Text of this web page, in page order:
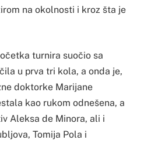
na okolnosti i kroz šta je
turnira suočio sa
u prva tri kola, a onda je,
doktorke Marijane
kao rukom odnešena, a
Aleksa de Minora, ali i
Tomija Pola i